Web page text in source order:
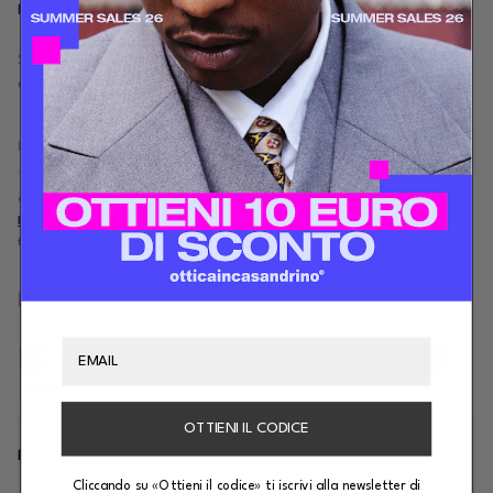
ISCRIVITI ALLA NOSTRA NEWSLETTER
Scegli la nostra newsletter, ricevi uno sconto di 10€ per il tuo primo
acquisto.
Cliccando su "Iscrizione", confermi di aver letto e compreso la nostra
Informativa Privacy
e acconsenti al trattamento dei tuoi dati personali per
finalità di marketing.
Supported payment methods
BRANDS
OTTIENI IL CODICE
Cliccando su «Ottieni il codice» ti iscrivi alla newsletter di